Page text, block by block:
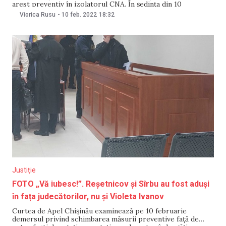
arest preventiv în izolatorul CNA. În ședința din 10
februarie, Curtea de Apel Chișinău a menținut decizia
Viorica Rusu - 10 feb. 2022 18:32
Justiție
FOTO „Vă iubesc!”. Reșetnicov și Sîrbu au fost aduși
în fața judecătorilor, nu și Violeta Ivanov
Curtea de Apel Chișinău examinează pe 10 februarie
demersul privind schimbarea măsurii preventive față de